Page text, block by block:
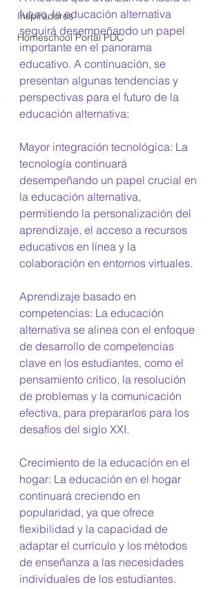
Inspiradores
Homeschool Portal PDC
futuro, la educación alternativa
seguirá desempeñando un papel
importante en el panorama
educativo. A continuación, se
presentan algunas tendencias y
perspectivas para el futuro de la
educación alternativa:
Mayor integración tecnológica: La
tecnología continuará
desempeñando un papel crucial en
la educación alternativa,
permitiendo la personalización del
aprendizaje, el acceso a recursos
educativos en línea y la
colaboración en entornos virtuales.
Aprendizaje basado en
competencias: La educación
alternativa se alinea con el enfoque
de desarrollo de competencias
clave en los estudiantes, como el
pensamiento crítico, la resolución
de problemas y la comunicación
efectiva, para prepararlos para los
desafíos del siglo XXI.
Crecimiento de la educación en el
hogar: La educación en el hogar
continuará creciendo en
popularidad, ya que ofrece
flexibilidad y la capacidad de
adaptar el currículo y los métodos
de enseñanza a las necesidades
individuales de los estudiantes.